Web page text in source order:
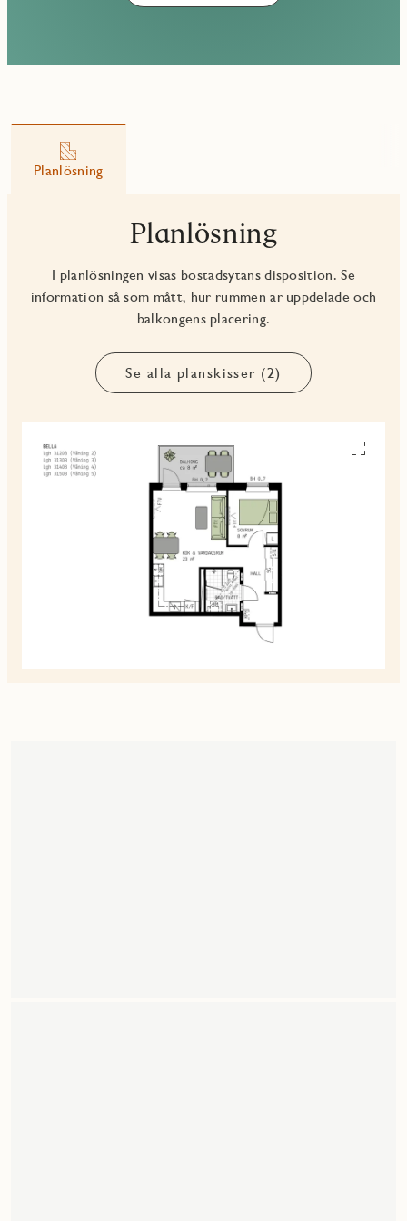
Planlösning
Planlösning
I planlösningen visas bostadsytans disposition. Se
information så som mått, hur rummen är uppdelade och
balkongens placering.
Se alla planskisser (2)
Se